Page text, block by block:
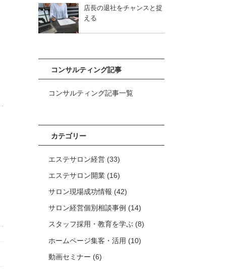
店長の退社をチャンスと捉
える
コンサルティング記事
コンサルティング記事一覧
カテゴリー
エステサロン経営 (33)
エステサロン開業 (16)
サロン現場成功情報 (42)
サロン経営個別相談事例 (14)
スタッフ採用・教育を学ぶ (8)
ホームページ集客・活用 (10)
動画セミナー (6)